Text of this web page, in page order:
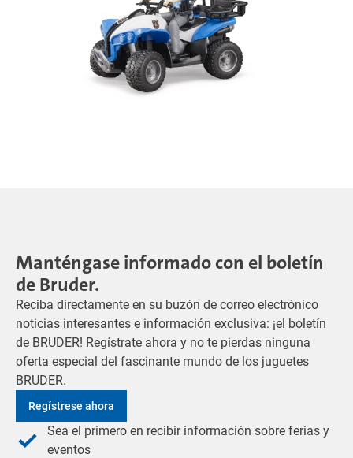
Manténgase informado con el boletín
de Bruder.
Reciba directamente en su buzón de correo electrónico
noticias interesantes e información exclusiva: ¡el boletín
de BRUDER! Regístrate ahora y no te pierdas ninguna
oferta especial del fascinante mundo de los juguetes
BRUDER.
Regístrese ahora
Sea el primero en recibir información sobre ferias y
eventos